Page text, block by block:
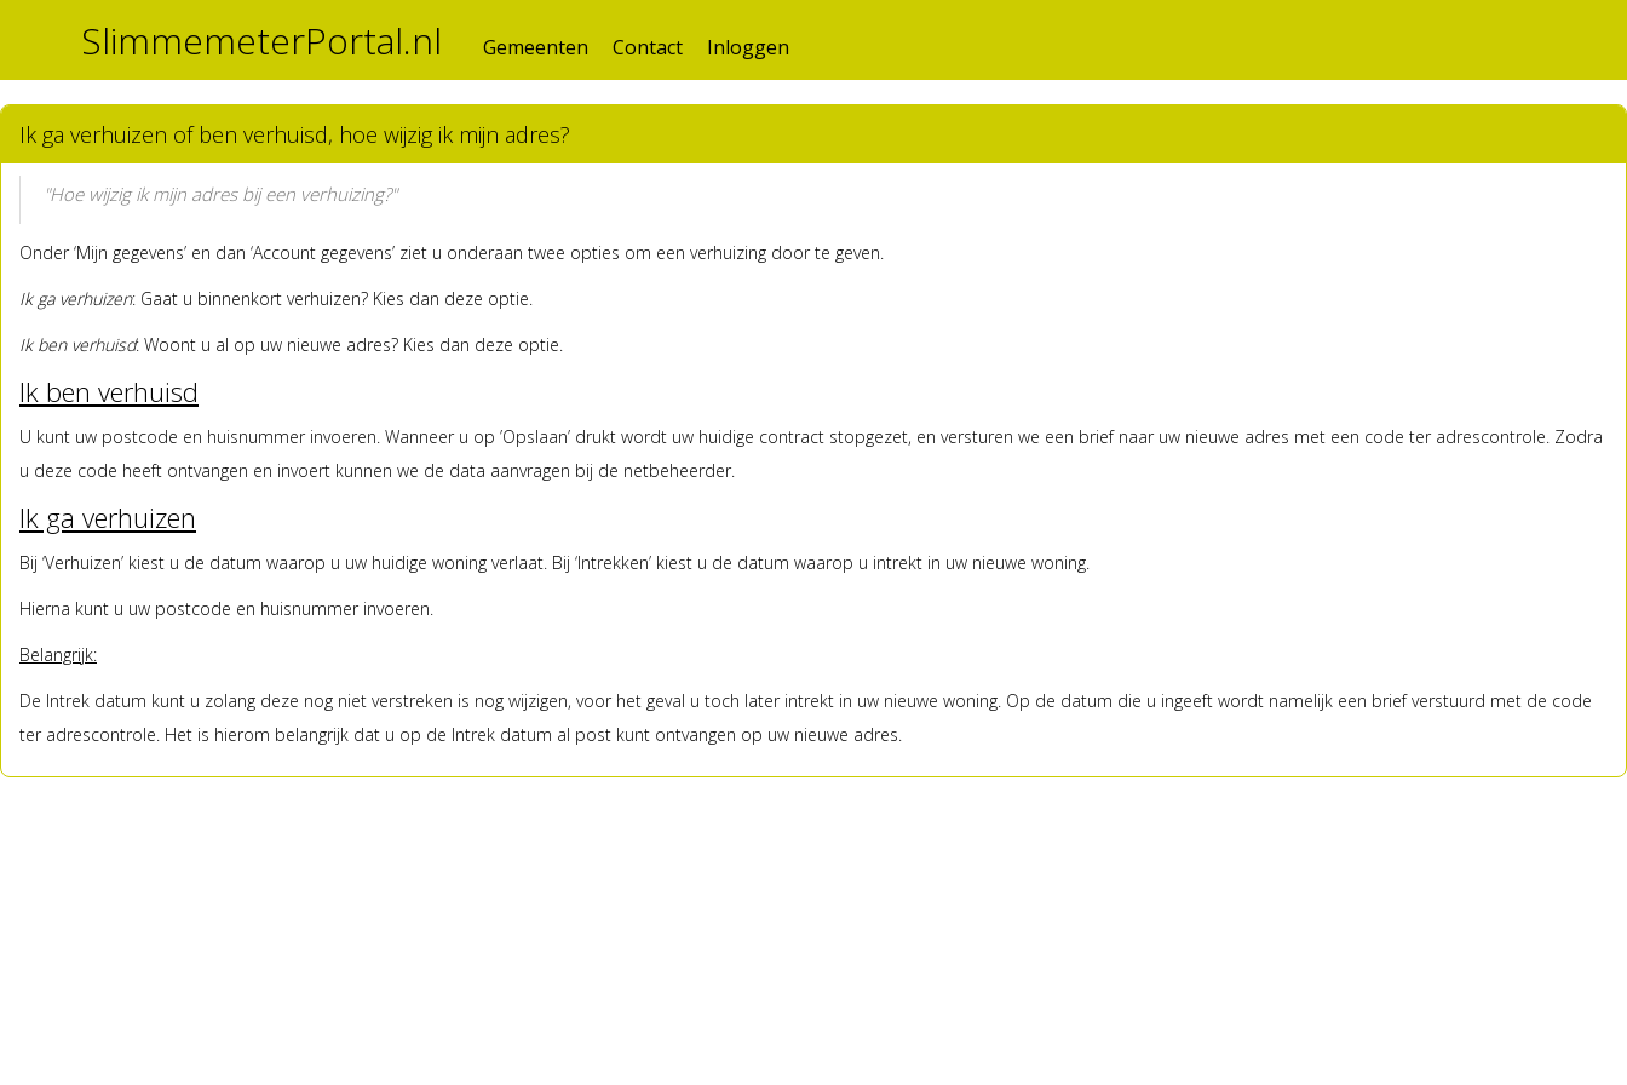
SlimmemeterPortal.nl Gemeenten Contact Inloggen
Ik ga verhuizen of ben verhuisd, hoe wijzig ik mijn adres?
"Hoe wijzig ik mijn adres bij een verhuizing?"
Onder ‘Mijn gegevens’ en dan ‘Account gegevens’ ziet u onderaan twee opties om een verhuizing door te geven.
Ik ga verhuizen: Gaat u binnenkort verhuizen? Kies dan deze optie.
Ik ben verhuisd: Woont u al op uw nieuwe adres? Kies dan deze optie.
Ik ben verhuisd
U kunt uw postcode en huisnummer invoeren. Wanneer u op ’Opslaan’ drukt wordt uw huidige contract stopgezet, en versturen we een brief naar uw nieuwe adres met een code ter adrescontrole. Zodra
u deze code heeft ontvangen en invoert kunnen we de data aanvragen bij de netbeheerder.
Ik ga verhuizen
Bij ‘Verhuizen’ kiest u de datum waarop u uw huidige woning verlaat. Bij ‘Intrekken’ kiest u de datum waarop u intrekt in uw nieuwe woning.
Hierna kunt u uw postcode en huisnummer invoeren.
Belangrijk:
De Intrek datum kunt u zolang deze nog niet verstreken is nog wijzigen, voor het geval u toch later intrekt in uw nieuwe woning. Op de datum die u ingeeft wordt namelijk een brief verstuurd met de code
ter adrescontrole. Het is hierom belangrijk dat u op de Intrek datum al post kunt ontvangen op uw nieuwe adres.